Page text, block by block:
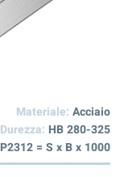
Materiale: Acciaio
Durezza: HB 280-325
P2312 = S x B x 1000